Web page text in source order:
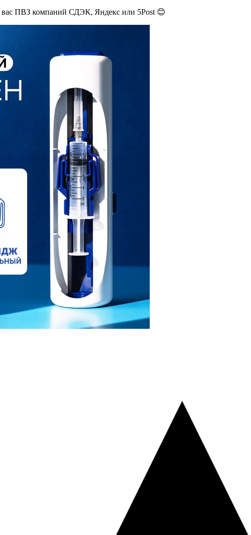
вас ПВЗ компаний СДЭК, Яндекс или 5Post 😊